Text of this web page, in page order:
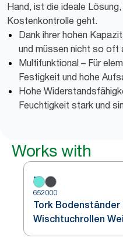
Hand, ist die ideale
Kostenkontrolle geht.
Dank ihrer hohen
und müssen nicht so oft
Multifunktional – Für
Festigkeit und hohe
Hohe
Feuchtigkeit stark und
Works with
652000
Tork Bodenständer
Wischtuchrollen
W1